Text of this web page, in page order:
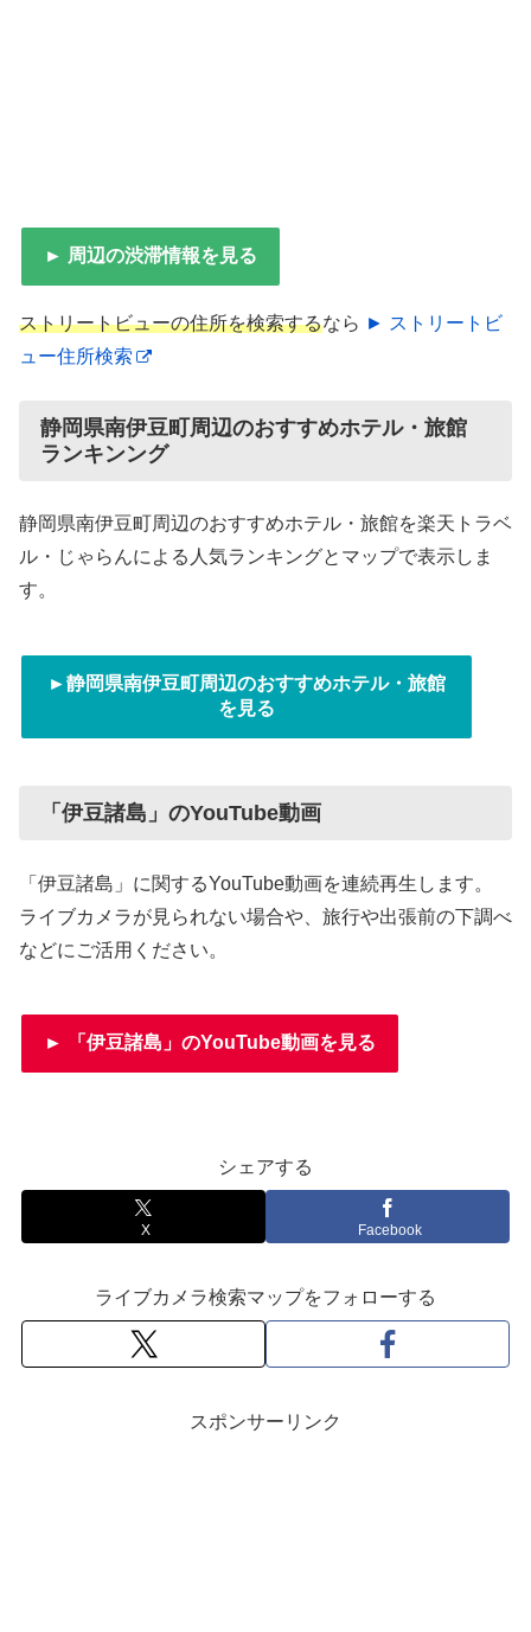
► 周辺の渋滞情報を見る
ストリートビューの住所を検索するなら ► ストリートビ
ュー住所検索
静岡県南伊豆町周辺のおすすめホテル・旅館
ランキンング
静岡県南伊豆町周辺のおすすめホテル・旅館を楽天トラベ
ル・じゃらんによる人気ランキングとマップで表示しま
す。
►静岡県南伊豆町周辺のおすすめホテル・旅館
を見る
「伊豆諸島」のYouTube動画
「伊豆諸島」に関するYouTube動画を連続再生します。
ライブカメラが見られない場合や、旅行や出張前の下調べ
などにご活用ください。
► 「伊豆諸島」のYouTube動画を見る
シェアする
X Facebook
ライブカメラ検索マップをフォローする
スポンサーリンク